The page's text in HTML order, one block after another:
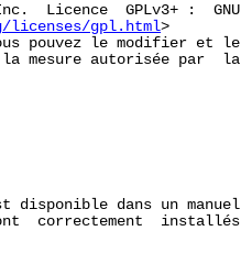
Licence  GPLv3+ :  GNU
licenses/gpl.html>
pouvez le modifier et le
mesure autorisée par  la
disponible dans un manuel
correctement  installés